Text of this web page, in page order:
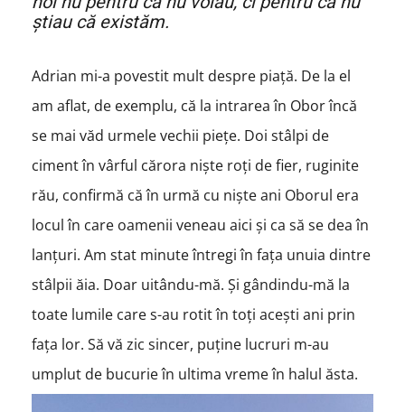
știau că existăm.
Adrian mi-a povestit mult despre piață. De la el
am aflat, de exemplu, că la intrarea în Obor încă
se mai văd urmele vechii piețe. Doi stâlpi de
ciment în vârful cărora niște roți de fier, ruginite
rău, confirmă că în urmă cu niște ani Oborul era
locul în care oamenii veneau aici şi ca să se dea în
lanțuri. Am stat minute întregi în fața unuia dintre
stâlpii ăia. Doar uitându-mă. Și gândindu-mă la
toate lumile care s-au rotit în toți acești ani prin
fața lor. Să vă zic sincer, puține lucruri m-au
umplut de bucurie în ultima vreme în halul ăsta.